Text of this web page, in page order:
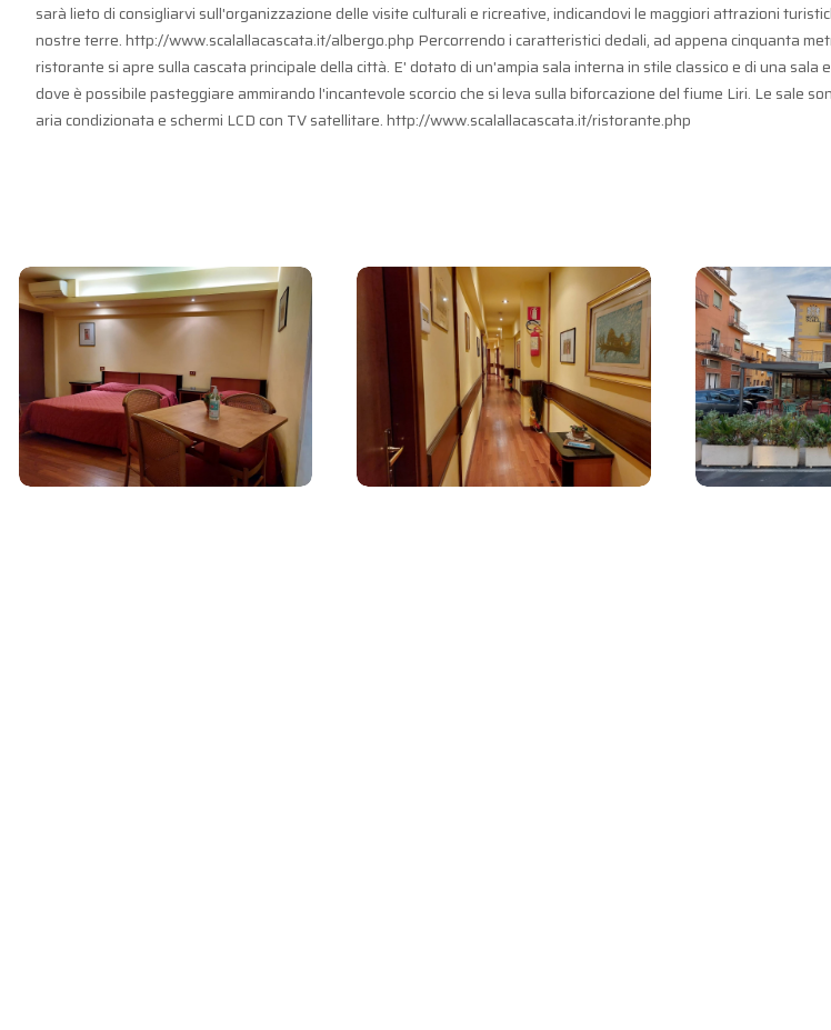
sarà lieto di consigliarvi sull'organizzazione delle visite culturali e ricreative, indicandovi le maggiori attrazioni
nostre terre. http://www.scalallacascata.it/albergo.php Percorrendo i caratteristici dedali, ad appena cinquanta
ristorante si apre sulla cascata principale della città. E' dotato di un'ampia sala interna in stile classico e di una sala
dove è possibile pasteggiare ammirando l'incantevole scorcio che si leva sulla biforcazione del fiume Liri. Le sale
aria condizionata e schermi LCD con TV satellitare. http://www.scalallacascata.it/ristorante.php